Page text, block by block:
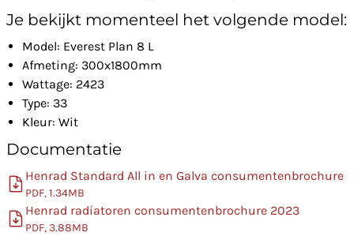
Je bekijkt momenteel het volgende model:
Model: Everest Plan 8 L
Afmeting: 300x1800mm
Wattage: 2423
Type: 33
Kleur: Wit
Documentatie
Henrad Standard All in en Galva consumentenbrochure
PDF, 1.34MB
Henrad radiatoren consumentenbrochure 2023
PDF, 3.88MB